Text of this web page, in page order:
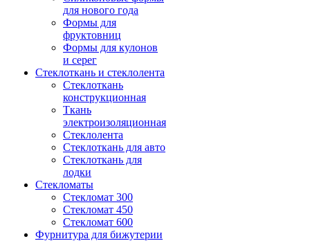
для нового года
Формы для
фруктовниц
Формы для кулонов
и серег
Стеклоткань и стеклолента
Стеклоткань
конструкционная
Ткань
электроизоляционная
Стеклолента
Стеклоткань для авто
Стеклоткань для
лодки
Стекломаты
Стекломат 300
Стекломат 450
Стекломат 600
Фурнитура для бижутерии